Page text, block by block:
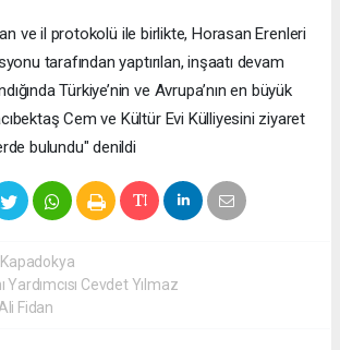
ve il protokolü ile birlikte, Horasan Erenleri
tarafından yaptırılan, inşaatı devam
Türkiye’nin ve Avrupa’nın en büyük
Cem ve Kültür Evi Külliyesini ziyaret
bulundu" denildi
Cevdet Yılmaz
Fidan